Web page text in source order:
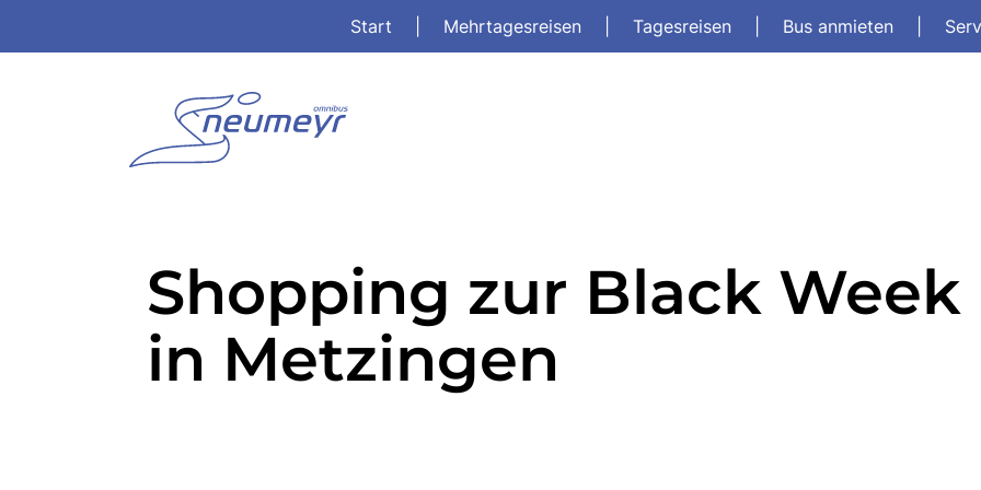
Start Mehrtagesreisen Tagesreisen Bus anmieten
Shopping zur Black Week
in Metzingen